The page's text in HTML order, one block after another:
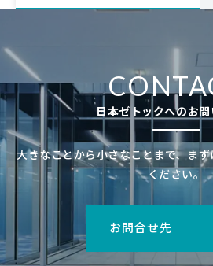
日本ゼトックへのお
大きなことから小さなことまで、ま
ください。
お問合せ先